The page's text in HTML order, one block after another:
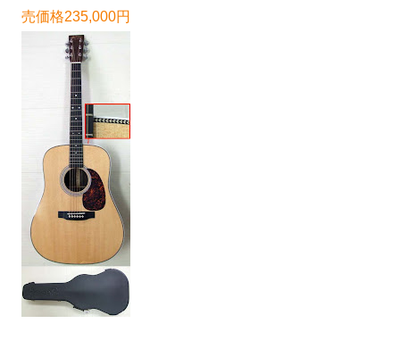
売価格235,000円